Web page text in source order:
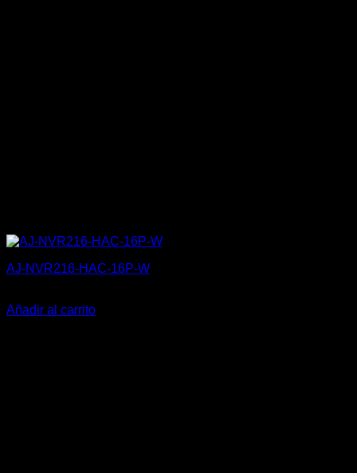
AJ-NVR216-HAC-16P-W
Añadir al carrito